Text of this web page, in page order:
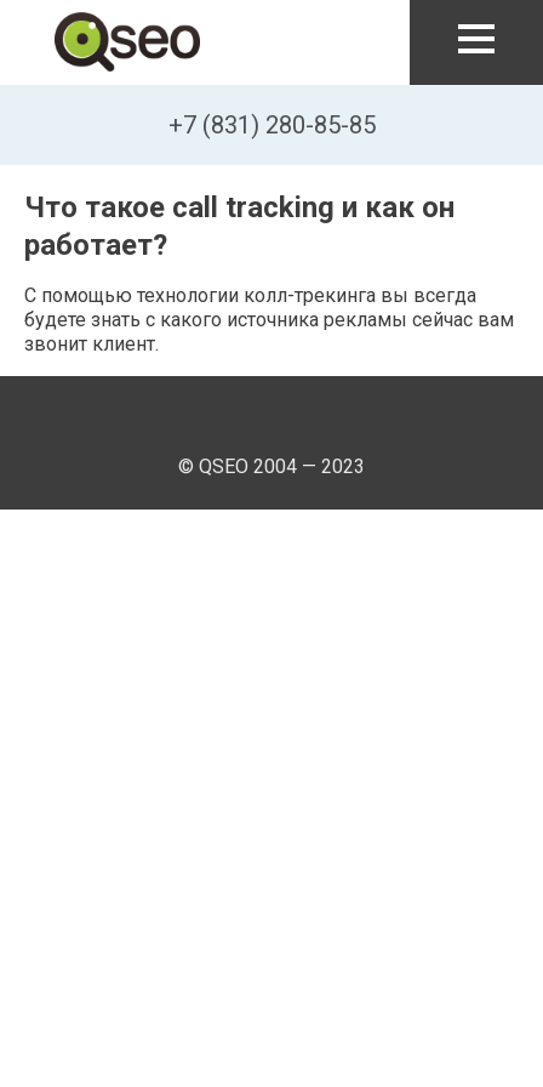
Перейти к основному содержанию
+7 (831) 280-85-85
Что такое call tracking и как он
работает?
С помощью технологии колл-трекинга вы всегда
будете знать с какого источника рекламы сейчас вам
звонит клиент.
© QSEO 2004 — 2023